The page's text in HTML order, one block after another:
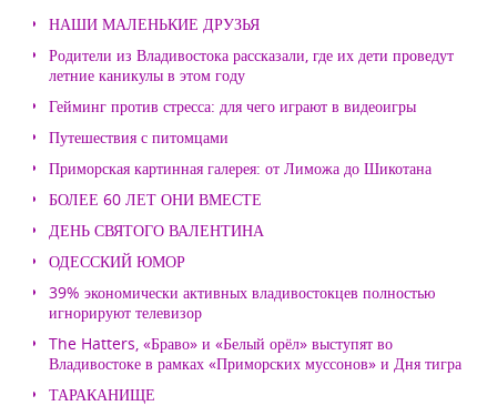
НАШИ МАЛЕНЬКИЕ ДРУЗЬЯ
Родители из Владивостока рассказали, где их дети проведут
летние каникулы в этом году
Гейминг против стресса: для чего играют в видеоигры
Путешествия с питомцами
Приморская картинная галерея: от Лиможа до Шикотана
БОЛЕЕ 60 ЛЕТ ОНИ ВМЕСТЕ
ДЕНЬ СВЯТОГО ВАЛЕНТИНА
ОДЕССКИЙ ЮМОР
39% экономически активных владивостокцев полностью
игнорируют телевизор
The Hatters, «Браво» и «Белый орёл» выступят во
Владивостоке в рамках «Приморских муссонов» и Дня тигра
ТАРАКАНИЩЕ